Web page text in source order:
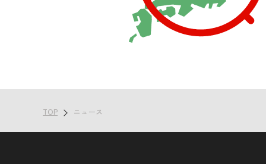
TOP ニュース